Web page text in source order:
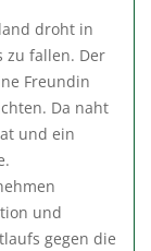
droht in
zu fallen. Der
Freundin
Da naht
und ein
und
gegen die